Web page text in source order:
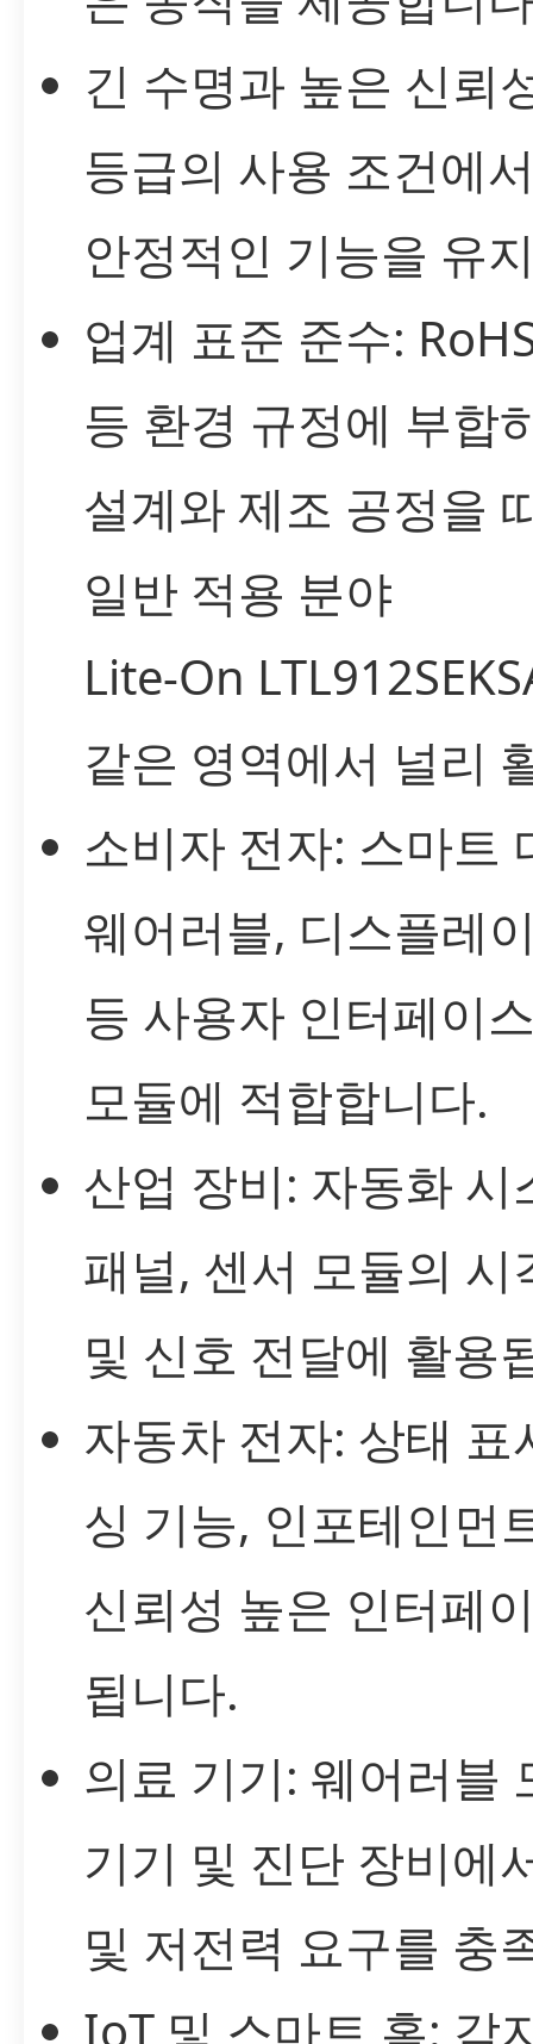
긴 수명과 높은 신뢰
등급의 사용 조건에
안정적인 기능을 유
업계 표준 준수:
등 환경 규정에 부합
설계와 제조 공정을
일반 적용 분야
Lite-On
같은 영역에서 널리
소비자 전자: 스마트
웨어러블, 디스플레
등 사용자 인터페이
모듈에 적합합니다.
산업 장비: 자동화 시
패널, 센서 모듈의 시
및 신호 전달에 활용
자동차 전자: 상태 표
싱 기능, 인포테인먼
신뢰성 높은 인터페
됩니다.
의료 기기: 웨어러블
기기 및 진단 장비에
및 저전력 요구를 충
IoT 및 스마트 홈: 감